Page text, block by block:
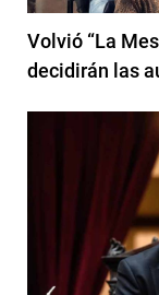
Volvió “La
decidirán las